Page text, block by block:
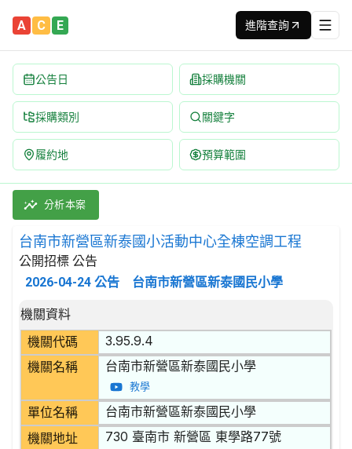
A C E 進階查詢
公告日 採購機關
採購類別 關鍵字
履約地 預算範圍
台南市新營區新泰國小活動中心全棟空調工程 招標公告 | 案
採購類別：工程類 其他安裝工程 | 招標方式：公開招標 |
分析本案
台南市新營區新泰國小活動中心全棟空調工程
公開招標 公告
2026-04-24 公告 台南市新營區新泰國民小學
招標公告詳細內容
機關資料
機關代碼
3.95.9.4
機關名稱 台南市新營區新泰國民小學
教學
單位名稱 台南市新營區新泰國民小學
機關地址 730 臺南市 新營區 東學路77號